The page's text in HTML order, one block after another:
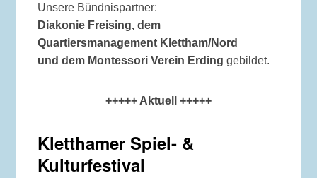
Unsere Bündnispartner:
Diakonie Freising, dem
Quartiersmanagement Klettham/Nord
und dem Montessori Verein Erding gebildet.
+++++ Aktuell +++++
Kletthamer Spiel- &
Kulturfestival